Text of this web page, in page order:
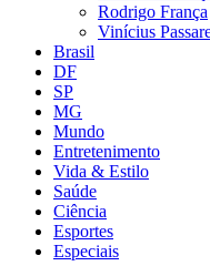
Rodrigo França
Vinícius
Brasil
DF
SP
MG
Mundo
Entretenimento
Vida & Estilo
Saúde
Ciência
Esportes
Especiais